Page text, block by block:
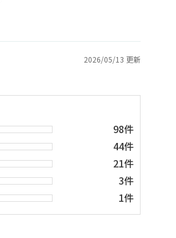
2026/05/13 更新
98件
44件
21件
3件
1件